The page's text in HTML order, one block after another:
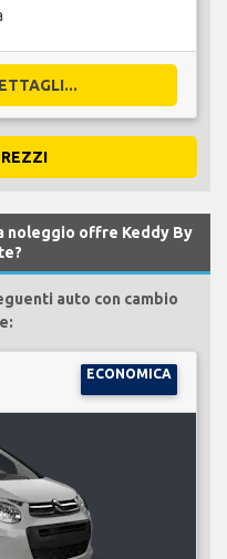
noleggio offre Keddy By
auto con cambio
ECONOMICA